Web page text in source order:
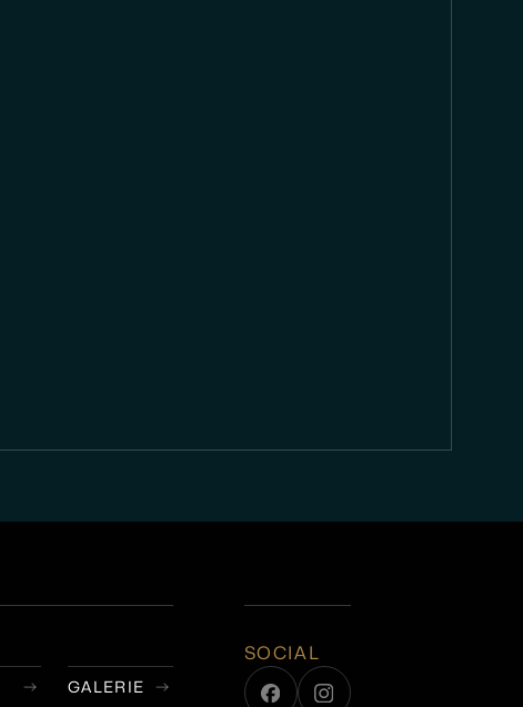
GALERIE
SOCIAL